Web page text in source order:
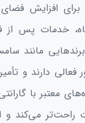
افزایش
خدمات پس از
مانند
فعالی دارند و
معتبر با
می‌کند و